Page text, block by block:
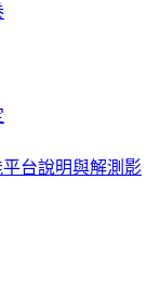
台說明與解測影